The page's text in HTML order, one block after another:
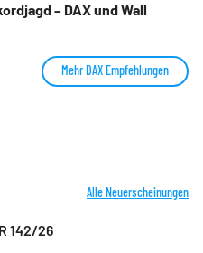
– DAX und Wall
Mehr DAX Empfehlungen
Alle Neuerscheinungen
142/26